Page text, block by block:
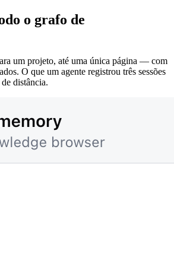
o grafo de
um projeto, até uma única página — com
O que um agente registrou três sessões
distância.